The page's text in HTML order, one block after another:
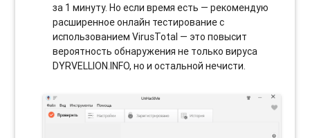
за 1 минуту. Но если время есть — рекомендую
расширенное онлайн тестирование с
использованием VirusTotal — это повысит
вероятность обнаружения не только вируса
DYRVELLION.INFO, но и остальной нечисти.